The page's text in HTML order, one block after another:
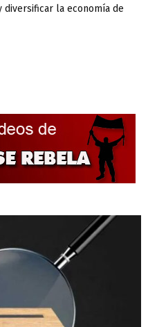
la economía de